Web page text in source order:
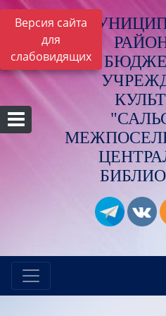
Версия сайта
для
слабовидящих